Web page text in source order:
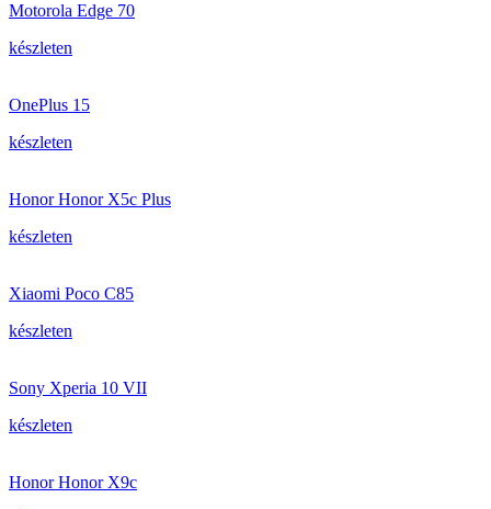
Motorola Edge 70
készleten
OnePlus 15
készleten
Honor Honor X5c Plus
készleten
Xiaomi Poco C85
készleten
Sony Xperia 10 VII
készleten
Honor Honor X9c